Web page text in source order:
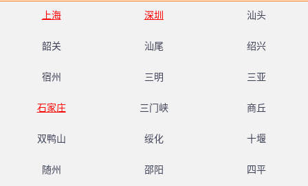
上海 深圳 汕头
韶关 汕尾 绍兴
宿州 三明 三亚
石家庄 三门峡 商丘
双鸭山 绥化 十堰
随州 邵阳 四平